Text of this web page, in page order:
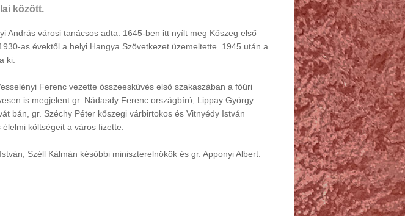
között.
András városi tanácsos adta. 1645-ben itt nyílt meg Kőszeg első
as évektől a helyi Hangya Szövetkezet üzemeltette. 1945 után a
ki.
Ferenc vezette összeesküvés első szakaszában a főúri
is megjelent gr. Nádasdy Ferenc országbíró, Lippay György
bán, gr. Széchy Péter kőszegi várbirtokos és Vitnyédy István
költségeit a város fizette.
Széll Kálmán későbbi miniszterelnökök és gr. Apponyi Albert.